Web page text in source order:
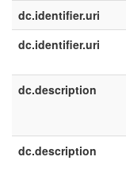
dc.identifier.uri
dc.identifier.uri
dc.description
dc.description